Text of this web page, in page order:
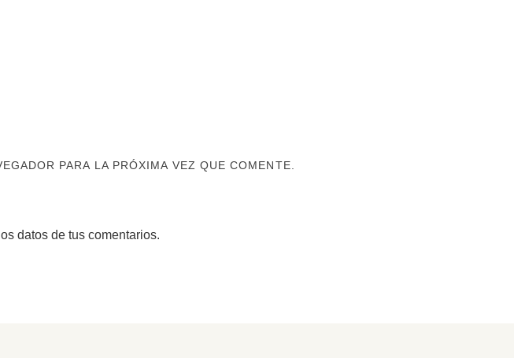
PARA LA PRÓXIMA VEZ QUE COMENTE.
datos de tus comentarios.